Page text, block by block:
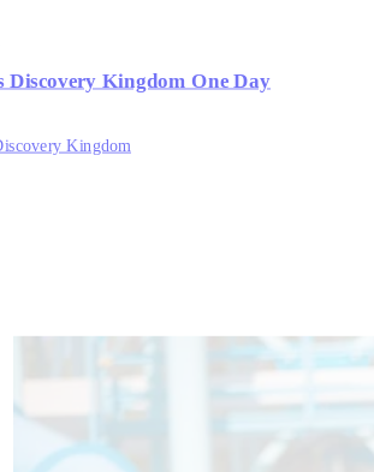
Discovery Kingdom One Day
Kingdom